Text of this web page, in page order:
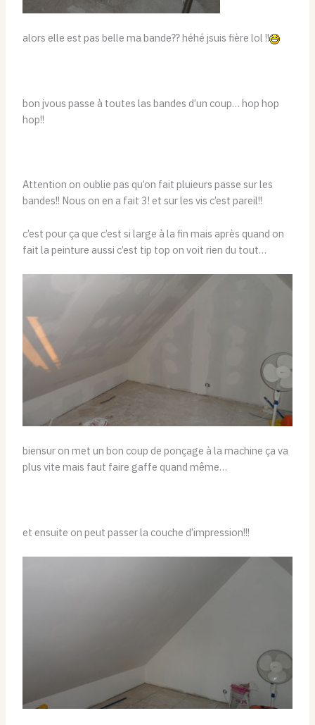
alors elle est pas belle ma bande?? héhé jsuis fière lol !!
bon jvous passe à toutes las bandes d’un coup… hop hop
hop!!
Attention on oublie pas qu’on fait pluieurs passe sur les
bandes!! Nous on en a fait 3! et sur les vis c’est pareil!!
c’est pour ça que c’est si large à la fin mais après quand on
fait la peinture aussi c’est tip top on voit rien du tout…
biensur on met un bon coup de ponçage à la machine ça va
plus vite mais faut faire gaffe quand même…
et ensuite on peut passer la couche d’impression!!!